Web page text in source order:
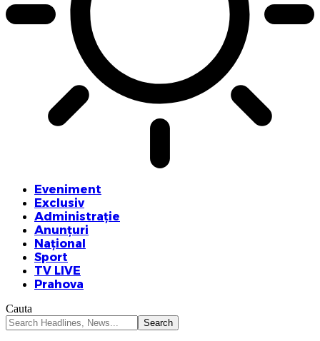
Eveniment
Exclusiv
Administrație
Anunțuri
Național
Sport
TV LIVE
Prahova
Cauta